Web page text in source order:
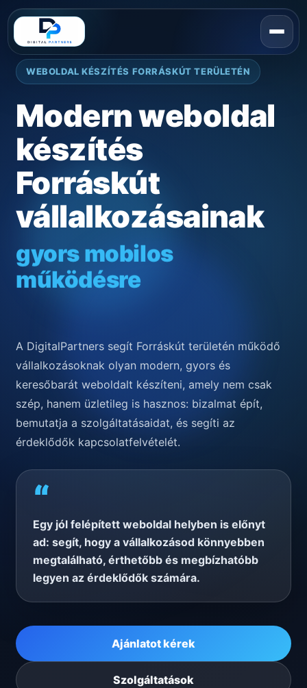
WEBOLDAL KÉSZÍTÉS FORRÁSKÚT TERÜLETÉN
Modern weboldal
készítés
Forráskút
vállalkozásainak
gyors mobilos
működésre
A DigitalPartners segít Forráskút területén működő
vállalkozásoknak olyan modern, gyors és
keresőbarát weboldalt készíteni, amely nem csak
szép, hanem üzletileg is hasznos: bizalmat épít,
bemutatja a szolgáltatásaidat, és segíti az
érdeklődők kapcsolatfelvételét.
“
Egy jól felépített weboldal helyben is előnyt
ad: segít, hogy a vállalkozásod könnyebben
megtalálható, érthetőbb és megbízhatóbb
legyen az érdeklődők számára.
Ajánlatot kérek
Szolgáltatások